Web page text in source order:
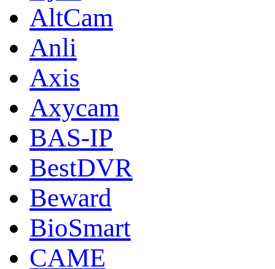
AltCam
Anli
Axis
Axycam
BAS-IP
BestDVR
Beward
BioSmart
CAME